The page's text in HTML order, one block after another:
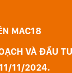
MAC18
VÀ ĐẦU
11/2024.